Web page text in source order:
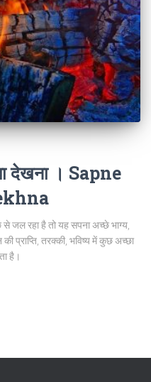
देखना । Sapne
रहा है तो यह सपना अच्छे भाग्य,
प्राप्ति, तरक्की, भविष्य में कुछ अच्छा
है।